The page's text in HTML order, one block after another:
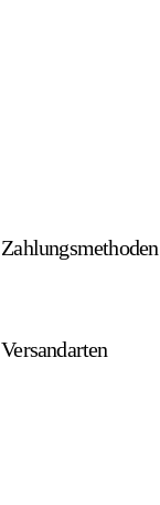
Zahlungsmethoden
Versandarten